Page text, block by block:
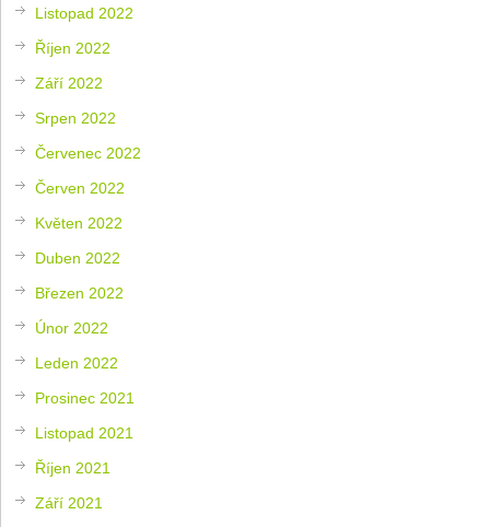
Listopad 2022
Říjen 2022
Září 2022
Srpen 2022
Červenec 2022
Červen 2022
Květen 2022
Duben 2022
Březen 2022
Únor 2022
Leden 2022
Prosinec 2021
Listopad 2021
Říjen 2021
Září 2021